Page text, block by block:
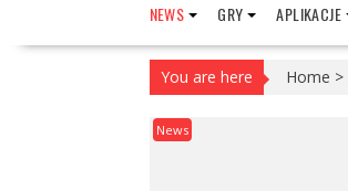
NEWS GRY APLIKACJE
You are here Home >
News